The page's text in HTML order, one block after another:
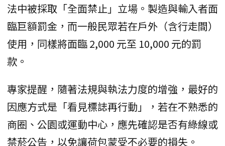
法中被採取「全面禁止」立場。製造與輸入者面
臨巨額罰金，而一般民眾若在戶外（含行走間）
使用，同樣將面臨 2,000 元至 10,000 元的罰
款。
專家提醒，隨著法規與執法力度的增強，最好的
因應方式是「看見標誌再行動」，若在不熟悉的
商圈、公園或運動中心，應先確認是否有綠線或
禁菸公告，以免讓荷包蒙受不必要的損失。